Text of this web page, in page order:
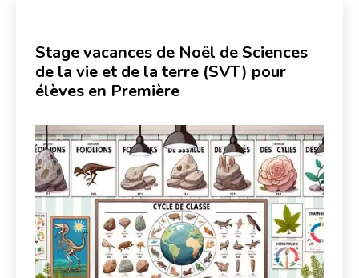
Stage vacances de Noël de Sciences
de la vie et de la terre (SVT) pour
élèves en Première